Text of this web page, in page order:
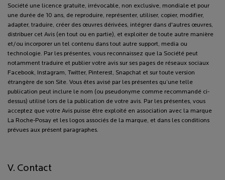
Société une licence gratuite, irrévocable, non exclusive, mondiale et pour
une durée de 10 ans, de reproduire, représenter, utiliser, copier, modifier,
adapter, traduire, créer des œuvres dérivées, intégrer dans d'autres œuvres,
distribuer cet Avis (en tout ou en partie), et exploiter de toute autre manière
et/ou incorporer un tel contenu dans tout autre support, media ou
technologie. Par les présentes, vous reconnaissez que la Société peut
notamment traduire et publier votre avis sur ses pages de réseaux sociaux
Facebook, Instagram, Twitter, Pinterest, Snapchat et sur toute version
étrangère de son Site. Vous êtes avisé par les présentes qu’une telle
publication peut inclure le nom (ou pseudonyme comme recommandé ci-
dessus) utilisé lors de la publication de votre avis. Par les présentes, vous
acceptez que votre Avis puisse être exploité en association avec la marque
La Roche-Posay et les logos associés de la marque, et dans les conditions
prévues aux présent paragraphes.
V. Contact